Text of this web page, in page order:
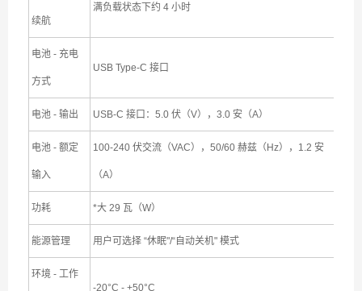
续航
满负载状态下约 4 小时
电池 - 充电
方式
USB Type-C 接口
电池 - 输出 USB-C 接口：5.0 伏（V），3.0 安（A）
电池 - 额定
输入
100-240 伏交流（VAC），50/60 赫兹（Hz），1.2 安
（A）
功耗 *大 29 瓦（W）
能源管理 用户可选择 “休眠"/“自动关机" 模式
环境 - 工作
-20°C - +50°C